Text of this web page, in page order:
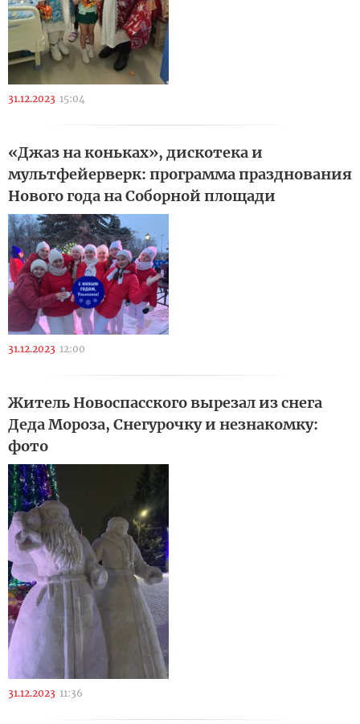
31.12.2023 15:04
«Джаз на коньках», дискотека и
мультфейерверк: программа празднования
Нового года на Соборной площади
31.12.2023 12:00
Житель Новоспасского вырезал из снега
Деда Мороза, Снегурочку и незнакомку:
фото
31.12.2023 11:36